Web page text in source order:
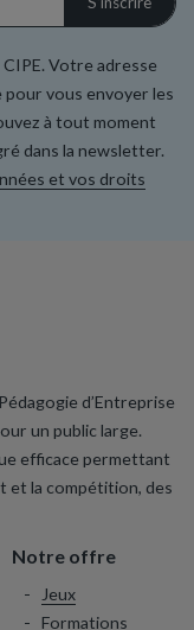
Votre adresse
pour vous envoyer les
à tout moment
dans la newsletter.
et vos droits
d’Entreprise
un public large.
efficace permettant
et la compétition, des
Notre offre
Jeux
Formations